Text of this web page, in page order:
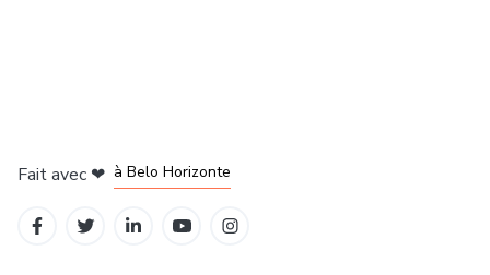
Fait avec ❤ à Belo Horizonte